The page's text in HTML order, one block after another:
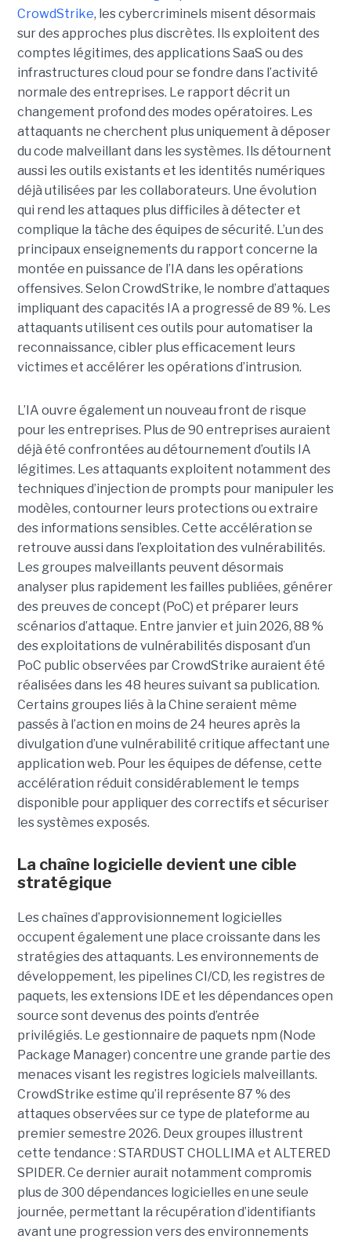
CrowdStrike, les cybercriminels misent désormais
sur des approches plus discrètes. Ils exploitent des
comptes légitimes, des applications SaaS ou des
infrastructures cloud pour se fondre dans l’activité
normale des entreprises. Le rapport décrit un
changement profond des modes opératoires. Les
attaquants ne cherchent plus uniquement à déposer
du code malveillant dans les systèmes. Ils détournent
aussi les outils existants et les identités numériques
déjà utilisées par les collaborateurs. Une évolution
qui rend les attaques plus difficiles à détecter et
complique la tâche des équipes de sécurité. L’un des
principaux enseignements du rapport concerne la
montée en puissance de l’IA dans les opérations
offensives. Selon CrowdStrike, le nombre d’attaques
impliquant des capacités IA a progressé de 89 %. Les
attaquants utilisent ces outils pour automatiser la
reconnaissance, cibler plus efficacement leurs
victimes et accélérer les opérations d’intrusion.
L’IA ouvre également un nouveau front de risque
pour les entreprises. Plus de 90 entreprises auraient
déjà été confrontées au détournement d’outils IA
légitimes. Les attaquants exploitent notamment des
techniques d’injection de prompts pour manipuler les
modèles, contourner leurs protections ou extraire
des informations sensibles. Cette accélération se
retrouve aussi dans l’exploitation des vulnérabilités.
Les groupes malveillants peuvent désormais
analyser plus rapidement les failles publiées, générer
des preuves de concept (PoC) et préparer leurs
scénarios d’attaque. Entre janvier et juin 2026, 88 %
des exploitations de vulnérabilités disposant d’un
PoC public observées par CrowdStrike auraient été
réalisées dans les 48 heures suivant sa publication.
Certains groupes liés à la Chine seraient même
passés à l’action en moins de 24 heures après la
divulgation d’une vulnérabilité critique affectant une
application web. Pour les équipes de défense, cette
accélération réduit considérablement le temps
disponible pour appliquer des correctifs et sécuriser
les systèmes exposés.
La chaîne logicielle devient une cible
stratégique
Les chaînes d’approvisionnement logicielles
occupent également une place croissante dans les
stratégies des attaquants. Les environnements de
développement, les pipelines CI/CD, les registres de
paquets, les extensions IDE et les dépendances open
source sont devenus des points d’entrée
privilégiés. Le gestionnaire de paquets npm (Node
Package Manager) concentre une grande partie des
menaces visant les registres logiciels malveillants.
CrowdStrike estime qu’il représente 87 % des
attaques observées sur ce type de plateforme au
premier semestre 2026. Deux groupes illustrent
cette tendance : STARDUST CHOLLIMA et ALTERED
SPIDER. Ce dernier aurait notamment compromis
plus de 300 dépendances logicielles en une seule
journée, permettant la récupération d’identifiants
avant une progression vers des environnements